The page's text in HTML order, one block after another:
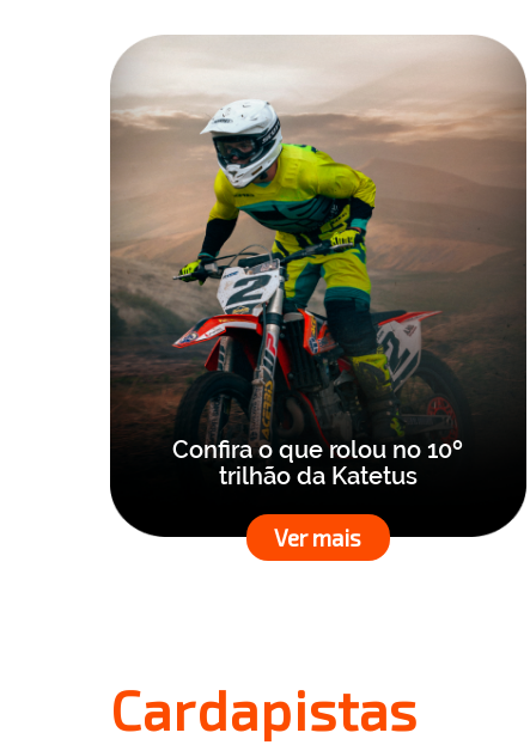
Confira o que rolou no 10º
trilhão da Katetus
Ver mais
Cardapistas